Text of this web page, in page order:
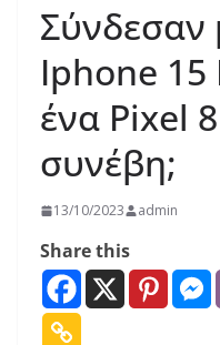
Σύνδεσαν
Iphone 15
ένα Pixel
συνέβη;
13/10/2023 admin
Share this